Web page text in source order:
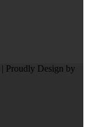
Proudly Design by